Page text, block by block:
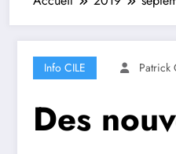
Info CILE Patrick
Des